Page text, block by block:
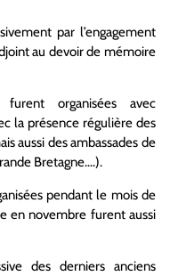
par l’engagement
au devoir de mémoire
furent organisées avec
la présence régulière des
aussi des ambassades de
Bretagne….).
pendant le mois de
en novembre furent aussi
des derniers anciens